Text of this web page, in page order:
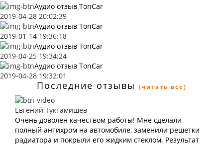
Аудио отзыв TonCar
2019-04-28 20:02:39
Аудио отзыв TonCar
2019-01-14 19:36:18
Аудио отзыв TonCar
2019-04-25 19:34:24
Аудио отзыв TonCar
2019-04-28 19:32:01
Последние отзывы (читать все)
Евгений Туктамишев
Очень доволен качеством работы! Мне сделали
полный антихром на автомобиле, заменили решетки
радиатора и покрыли его жидким стеклом. Результат